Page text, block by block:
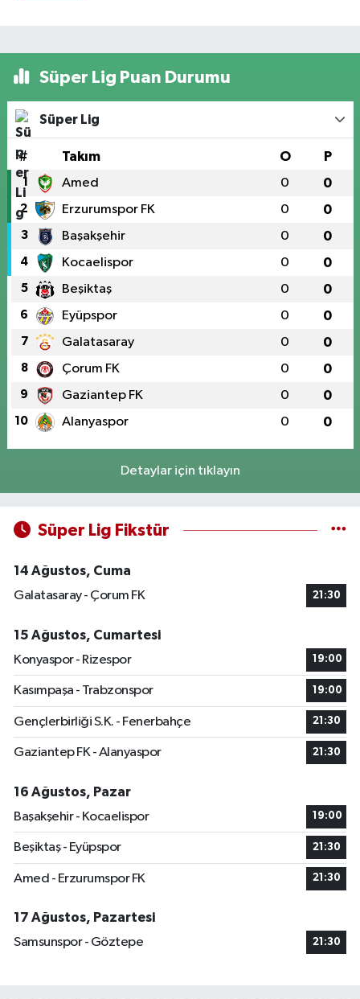
Süper Lig Puan Durumu
Süper Lig
# Takım O P
1 Amed 0 0
2 Erzurumspor FK 0 0
3 Başakşehir 0 0
4 Kocaelispor 0 0
5 Beşiktaş 0 0
6 Eyüpspor 0 0
7 Galatasaray 0 0
8 Çorum FK 0 0
9 Gaziantep FK 0 0
10 Alanyaspor 0 0
Detaylar için tıklayın
Süper Lig Fikstür
14 Ağustos, Cuma
Galatasaray - Çorum FK
21:30
15 Ağustos, Cumartesi
Konyaspor - Rizespor
19:00
Kasımpaşa - Trabzonspor 19:00
Gençlerbirliği S.K. - Fenerbahçe 21:30
Gaziantep FK - Alanyaspor 21:30
16 Ağustos, Pazar
Başakşehir - Kocaelispor
19:00
Beşiktaş - Eyüpspor 21:30
Amed - Erzurumspor FK 21:30
17 Ağustos, Pazartesi
Samsunspor - Göztepe
21:30